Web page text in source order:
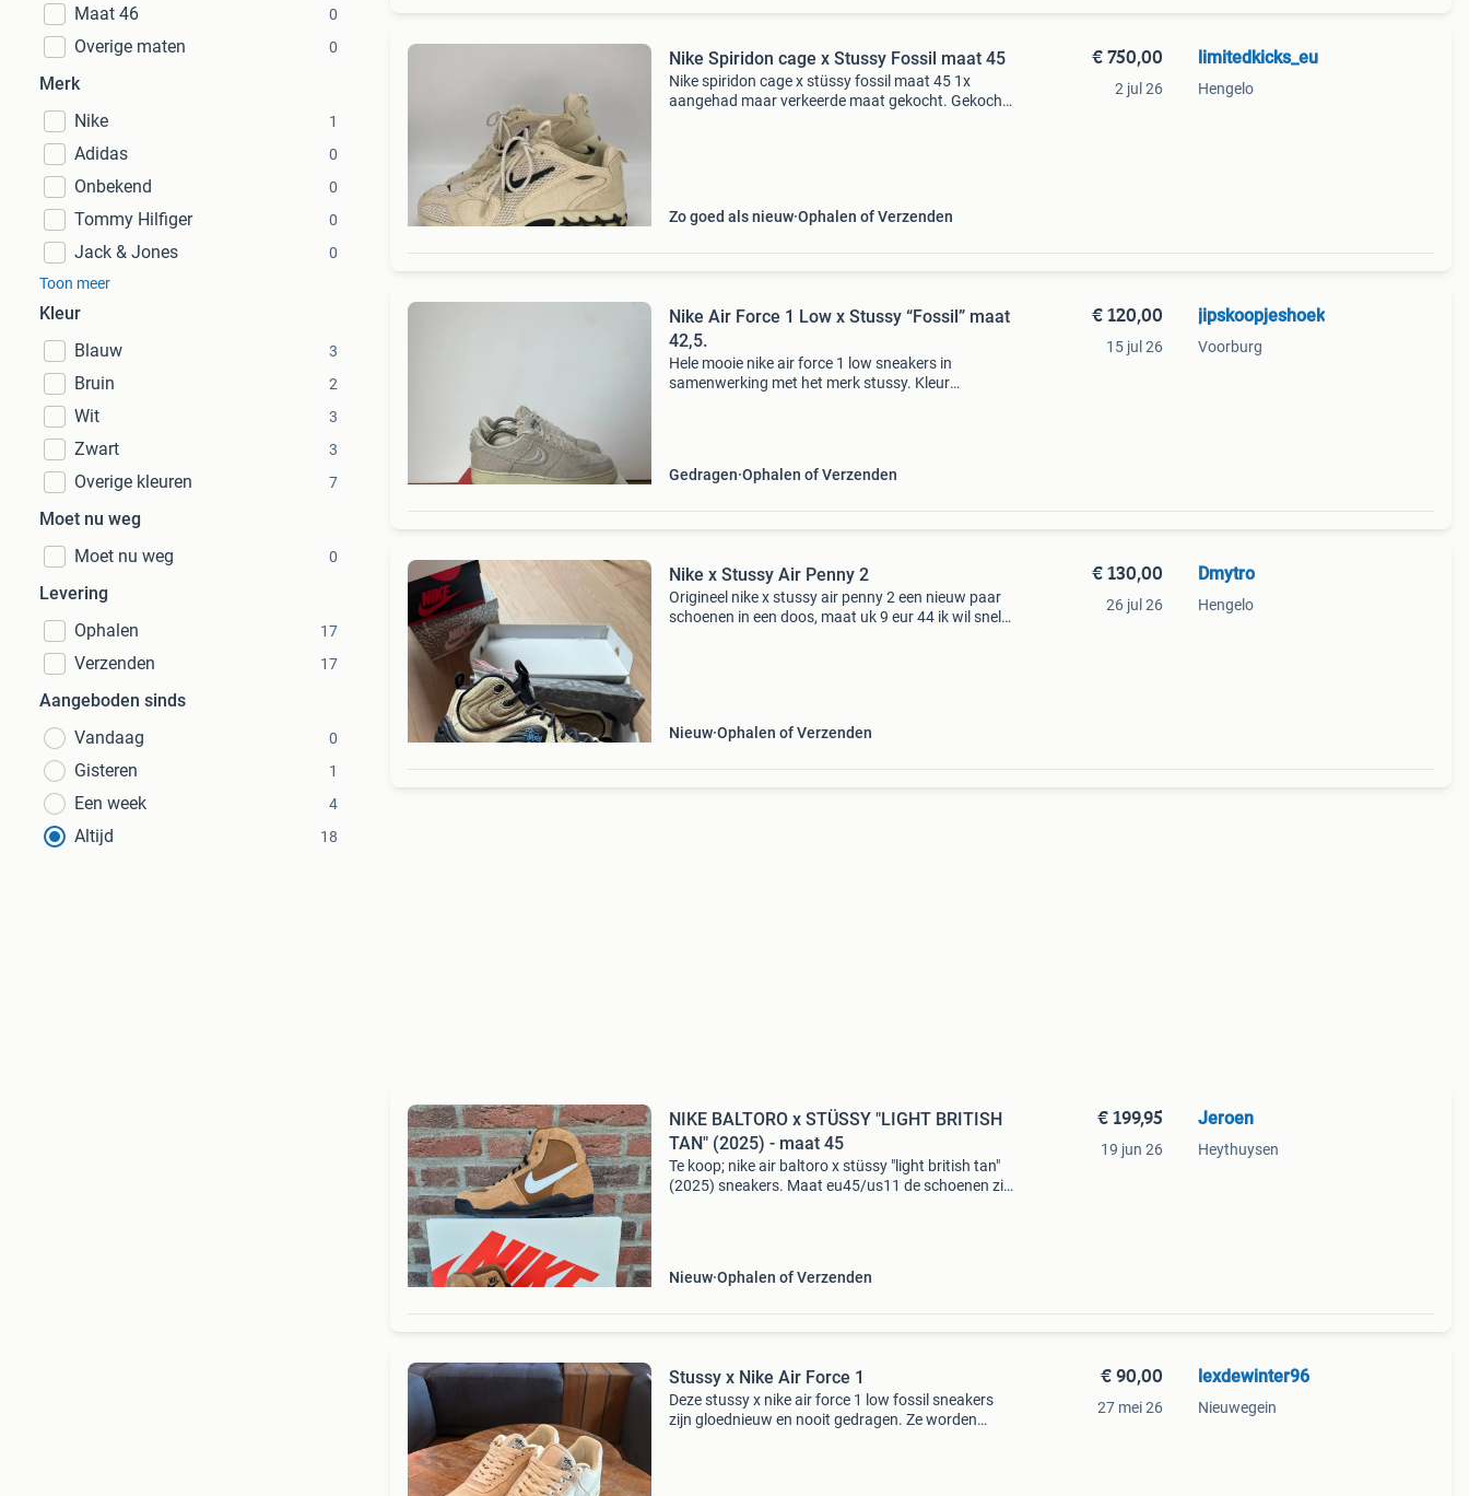
Maat 46 0
Overige maten 0
Merk
Nike
1
Adidas 0
Onbekend 0
Tommy Hilfiger 0
Jack & Jones
0
Toon meer
Kleur
Blauw
3
Bruin 2
Wit 3
Zwart 3
Overige kleuren 7
Moet nu weg
Moet nu weg
0
Levering
Ophalen
17
Verzenden 17
Aangeboden sinds
Vandaag
0
Gisteren 1
Een week 4
Altijd 18
Nike Spiridon cage x Stussy Fossil maat 45
Nike spiridon cage x stüssy fossil maat 45 1x
aangehad maar verkeerde maat gekocht. Gekocht
Zo goed als nieuw Ophalen of Verzenden
€ 750,00
2 jul 26
limitedkicks_eu
Hengelo
Nike Air Force 1 Low x Stussy “Fossil” maat
42,5.
Hele mooie nike air force 1 low sneakers in
samenwerking met het merk stussy. Kleur
Gedragen Ophalen of Verzenden
€ 120,00
15 jul 26
jipskoopjeshoek
Voorburg
Nike x Stussy Air Penny 2
Origineel nike x stussy air penny 2 een nieuw paar
schoenen in een doos, maat uk 9 eur 44 ik wil snel
Nieuw Ophalen of Verzenden
€ 130,00
26 jul 26
Dmytro
Hengelo
NIKE BALTORO x STÜSSY "LIGHT BRITISH
TAN" (2025) - maat 45
Te koop; nike air baltoro x stüssy "light british tan"
(2025) sneakers. Maat eu45/us11 de schoenen zijn
Nieuw Ophalen of Verzenden
€ 199,95
19 jun 26
Jeroen
Heythuysen
Stussy x Nike Air Force 1
Deze stussy x nike air force 1 low fossil sneakers
zijn gloednieuw en nooit gedragen. Ze worden
€ 90,00
27 mei 26
lexdewinter96
Nieuwegein